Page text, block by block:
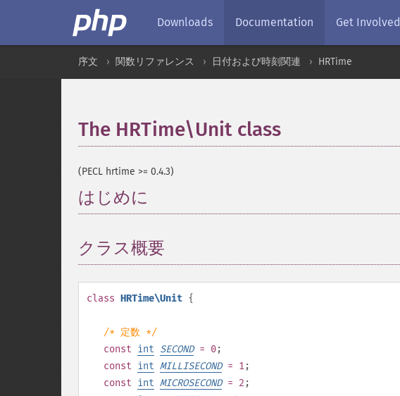
Downloads Documentation Get Involved
序文 関数リファレンス 日付および時刻関連 HRTime
The HRTime\Unit class
(PECL hrtime >= 0.4.3)
はじめに
クラス概要
class HRTime\Unit {
/* 定数 */
const int SECOND= 0;
const int MILLISECOND= 1;
const int MICROSECOND= 2 ;